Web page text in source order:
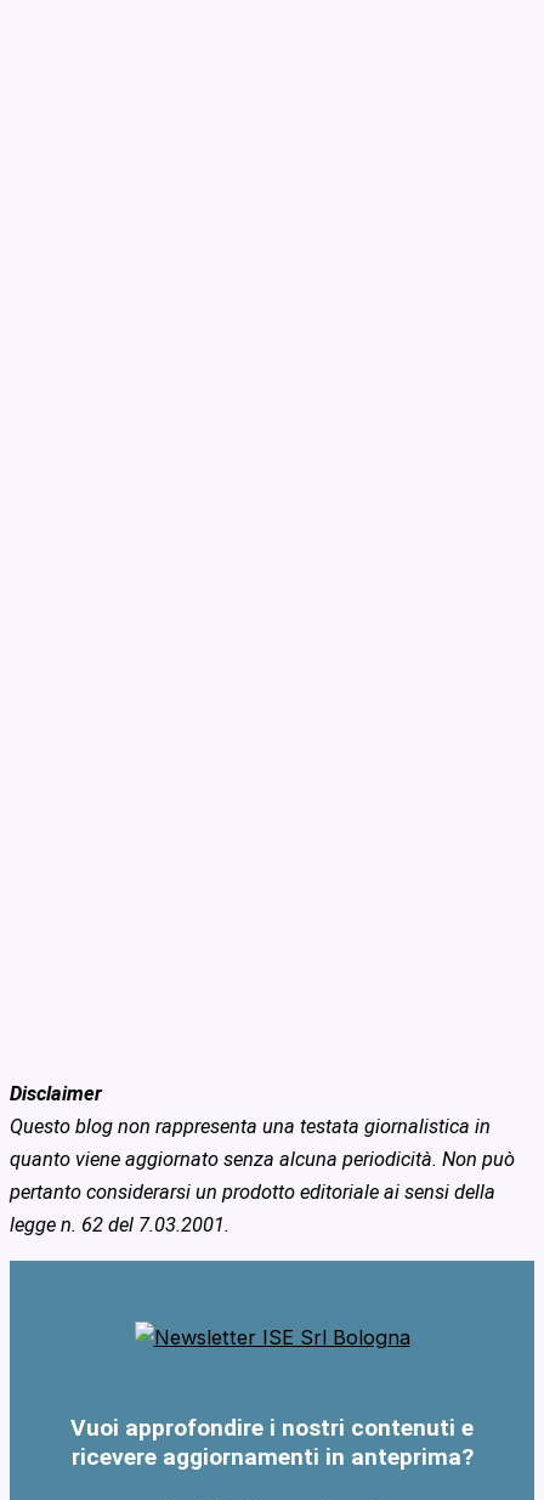
Disclaimer
Questo blog non rappresenta una testata giornalistica in
quanto viene aggiornato senza alcuna periodicità. Non può
pertanto considerarsi un prodotto editoriale ai sensi della
legge n. 62 del 7.03.2001.
Vuoi approfondire i nostri contenuti e
ricevere aggiornamenti in anteprima?